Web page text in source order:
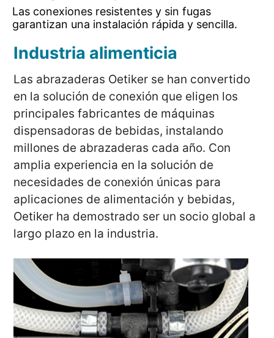
Las conexiones resistentes y sin fugas
garantizan una instalación rápida y sencilla.
Industria alimenticia
Las abrazaderas Oetiker se han convertido
en la solución de conexión que eligen los
principales fabricantes de máquinas
dispensadoras de bebidas, instalando
millones de abrazaderas cada año. Con
amplia experiencia en la solución de
necesidades de conexión únicas para
aplicaciones de alimentación y bebidas,
Oetiker ha demostrado ser un socio global a
largo plazo en la industria.